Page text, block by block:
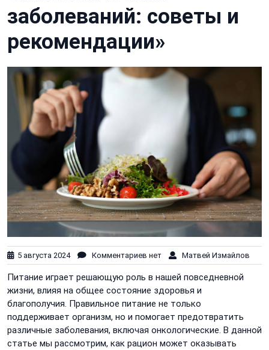
заболеваний: советы и
рекомендации»
5 августа 2024 Комментариев нет Матвей Измайлов
Питание играет решающую роль в нашей повседневной
жизни, влияя на общее состояние здоровья и
благополучия. Правильное питание не только
поддерживает организм, но и помогает предотвратить
различные заболевания, включая онкологические. В данной
статье мы рассмотрим, как рацион может оказывать